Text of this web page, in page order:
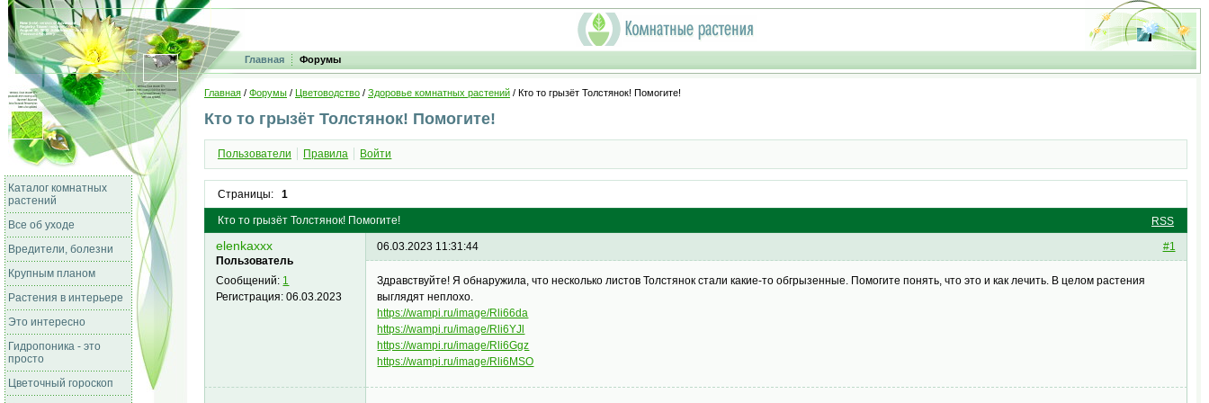
Главная Форумы
Каталог комнатных
растений
Все об уходе
Вредители, болезни
Крупным планом
Растения в интерьере
Это интересно
Гидропоника - это
просто
Цветочный гороскоп
Главная / Форумы / Цветоводство / Здоровье комнатных растений / Кто то грызёт Толстянок! Помогите!
Кто то грызёт Толстянок! Помогите!
Пользователи Правила Войти
Страницы: 1
RSS
Кто то грызёт Толстянок! Помогите!
elenkaxxx
Пользователь
Сообщений: 1
Регистрация:06.03.2023
#1
06.03.2023 11:31:44
Здравствуйте! Я обнаружила, что несколько листов Толстянок стали какие-то обгрызенные. Помогите понять, что это и как лечить. В целом растения
выглядят неплохо.
https://wampi.ru/image/Rli66da
https://wampi.ru/image/Rli6YJl
https://wampi.ru/image/Rli6Ggz
https://wampi.ru/image/Rli6MSO